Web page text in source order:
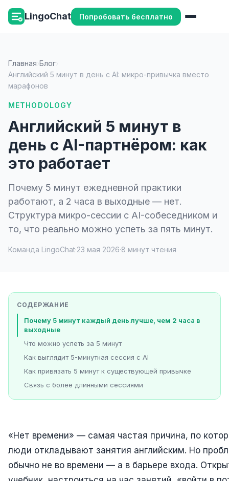
LingoChat Попробовать бесплатно
Главная Блог
Английский 5 минут в день с AI: микро-привычка вместо
марафонов
METHODOLOGY
Английский 5 минут в
день с AI-партнёром: как
это работает
Почему 5 минут ежедневной практики
работают, а 2 часа в выходные — нет.
Структура микро-сессии с AI-собеседником и
то, что реально можно успеть за пять минут.
Команда LingoChat·23 мая 2026·8 минут чтения
СОДЕРЖАНИЕ
Почему 5 минут каждый день лучше, чем 2 часа в
выходные
Что можно успеть за 5 минут
Как выглядит 5-минутная сессия с AI
Как привязать 5 минут к существующей привычке
Связь с более длинными сессиями
«Нет времени» — самая частая причина, по
люди откладывают занятия английским. Но
обычно не во времени — а в барьере входа.